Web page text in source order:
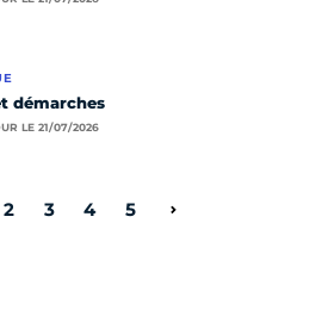
démarches
LE 21/07/2026
2 3 4 5